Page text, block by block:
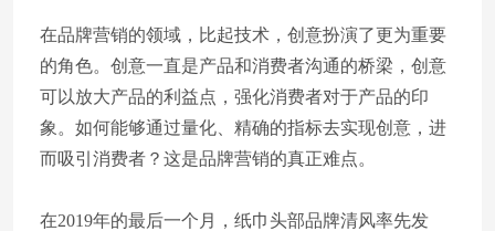
在品牌营销的领域，比起技术，创意扮演了更为重要
的角色。创意一直是产品和消费者沟通的桥梁，创意
可以放大产品的利益点，强化消费者对于产品的印
象。如何能够通过量化、精确的指标去实现创意，进
而吸引消费者？这是品牌营销的真正难点。
在2019年的最后一个月，纸巾头部品牌清风率先发